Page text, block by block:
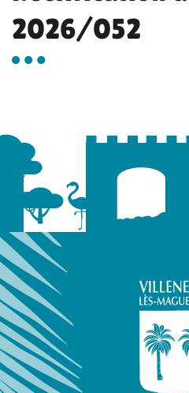
2026/052